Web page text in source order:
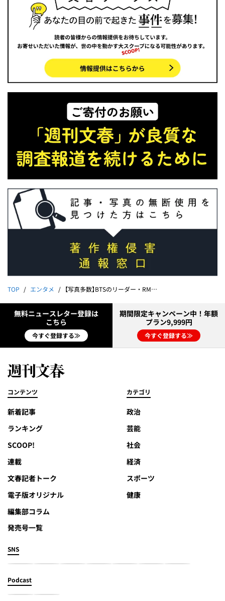
TOP エンタメ 【写真多数】BTSのリーダー・RMは渋谷の居酒屋＆バーをハシゴして路上喫煙《警備員が明かす「ポイ捨てした吸い殻を…」》
無料ニュースレター登録は
こちら
今すぐ登録する≫
期間限定キャンペーン中！年額
プラン9,999円
今すぐ登録する≫
コンテンツ
新着記事
ランキング
SCOOP!
連載
文春記者トーク
電子版オリジナル
編集部コラム
発売号一覧
カテゴリ
政治
芸能
社会
経済
スポーツ
健康
SNS
Podcast